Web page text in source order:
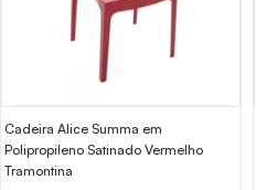
Cadeira Alice Summa em
Polipropileno Satinado Vermelho
Tramontina